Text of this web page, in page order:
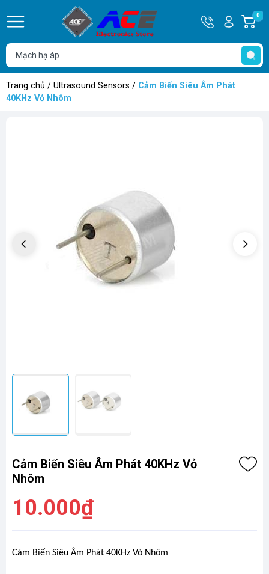
Hotline
0932
762514
Tài
khoản
Hello,
Khách
0
Trang chủ / Ultrasound Sensors / Cảm Biến Siêu Âm Phát
40KHz Vỏ Nhôm
Cảm Biến Siêu Âm Phát 40KHz Vỏ
Nhôm
10.000₫
Cảm Biến Siêu Âm Phát 40KHz Vỏ Nhôm